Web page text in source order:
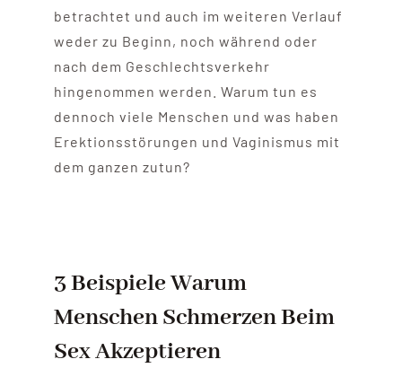
betrachtet und auch im weiteren Verlauf
weder zu Beginn, noch während oder
nach dem Geschlechtsverkehr
hingenommen werden. Warum tun es
dennoch viele Menschen und was haben
Erektionsstörungen und Vaginismus mit
dem ganzen zutun?
3 Beispiele Warum
Menschen Schmerzen Beim
Sex Akzeptieren